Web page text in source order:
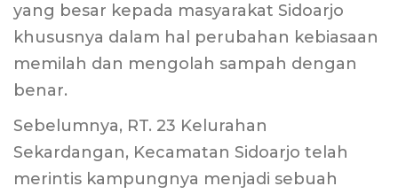
yang besar kepada masyarakat Sidoarjo
khususnya dalam hal perubahan kebiasaan
memilah dan mengolah sampah dengan
benar.
Sebelumnya, RT. 23 Kelurahan
Sekardangan, Kecamatan Sidoarjo telah
merintis kampungnya menjadi sebuah